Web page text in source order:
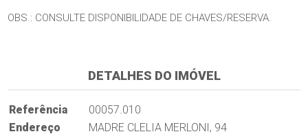
OBS.: CONSULTE DISPONIBILIDADE DE CHAVES/RESERVA.
DETALHES DO IMÓVEL
Referência
00057.010
Endereço
MADRE CLELIA MERLONI, 94